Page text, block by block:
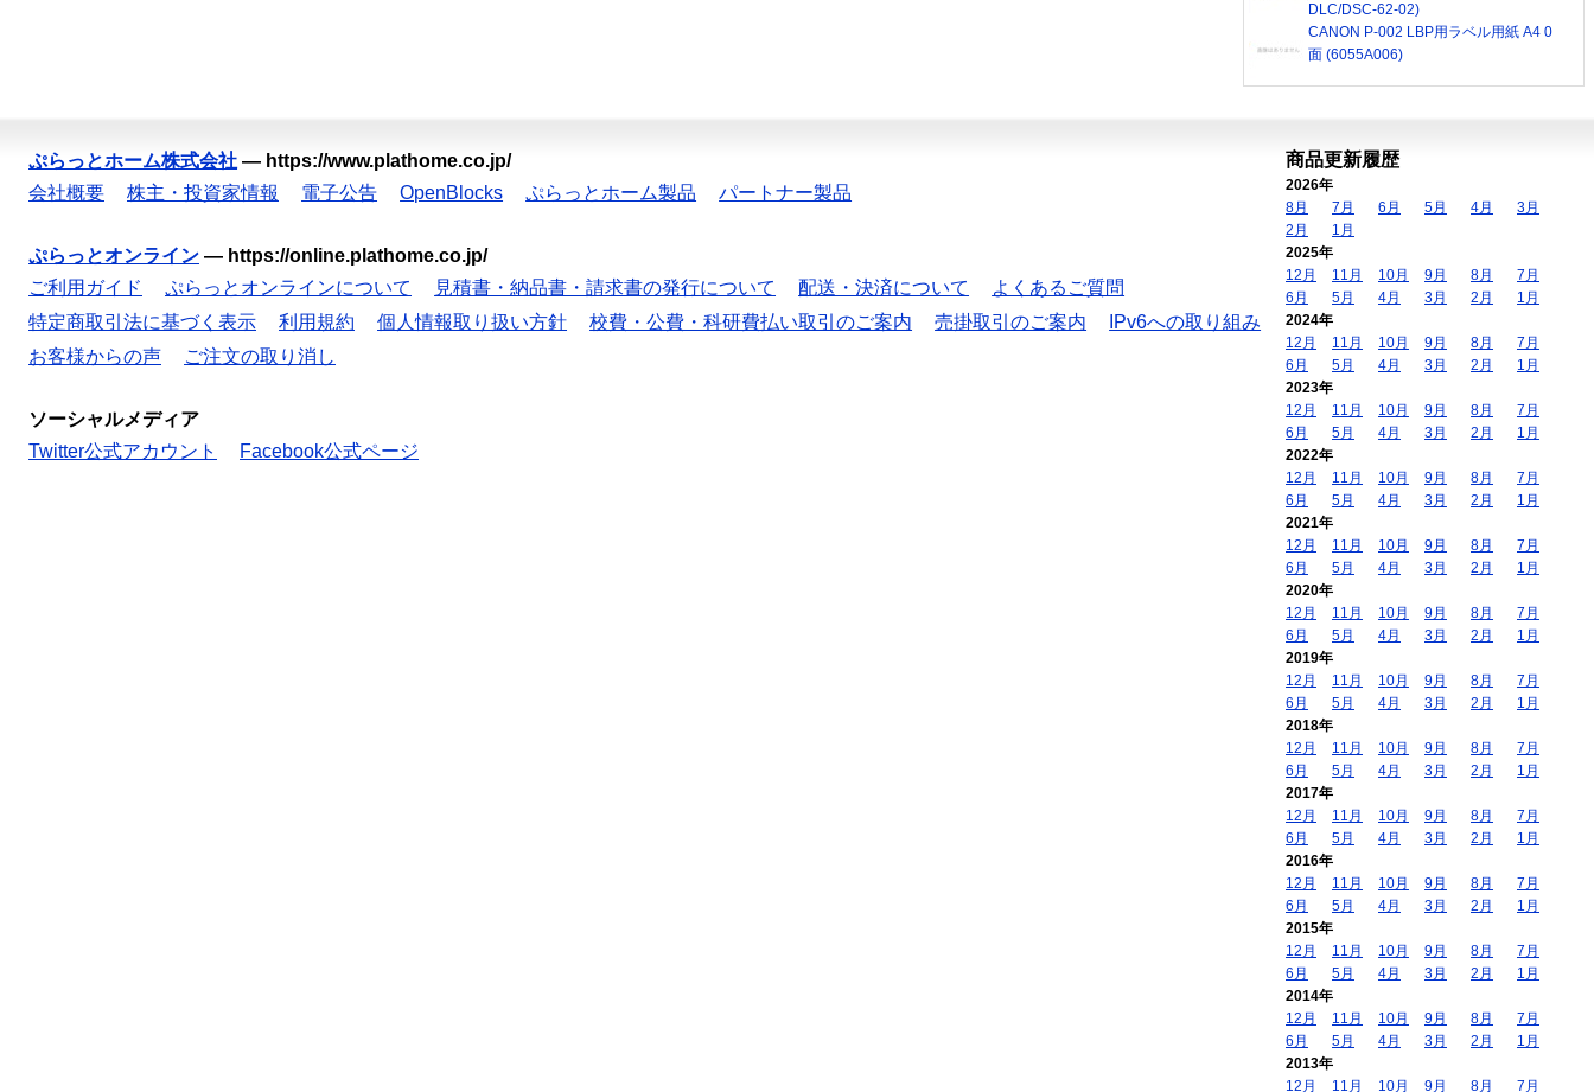
DLC/DSC-62-02)
CANON P-002 LBP用ラベル用紙 A4 0
面 (6055A006)
ぷらっとホーム株式会社 — https://www.plathome.co.jp/
会社概要
株主・投資家情報 電子公告 OpenBlocks ぷらっとホーム製品 パートナー製品
ぷらっとオンライン — https://online.plathome.co.jp/
ご利用ガイド
ぷらっとオンラインについて 見積書・納品書・請求書の発行について 配送・決済について
よくあるご質問
特定商取引法に基づく表示
利用規約 個人情報取り扱い方針 校費・公費・科研費払い取引のご案内 売掛取引のご案内
IPv6への取り組み
お客様からの声
ご注文の取り消し
ソーシャルメディア
Twitter公式アカウント
Facebook公式ページ
商品更新履歴
2026年
8月
7月 6月 5月 4月
3月
2月
1月
2025年
12月
11月 10月 9月 8月
7月
6月
5月 4月 3月 2月
1月
2024年
12月
11月 10月 9月 8月
7月
6月
5月 4月 3月 2月
1月
2023年
12月
11月 10月 9月 8月
7月
6月
5月 4月 3月 2月
1月
2022年
12月
11月 10月 9月 8月
7月
6月
5月 4月 3月 2月
1月
2021年
12月
11月 10月 9月 8月
7月
6月
5月 4月 3月 2月
1月
2020年
12月
11月 10月 9月 8月
7月
6月
5月 4月 3月 2月
1月
2019年
12月
11月 10月 9月 8月
7月
6月
5月 4月 3月 2月
1月
2018年
12月
11月 10月 9月 8月
7月
6月
5月 4月 3月 2月
1月
2017年
12月
11月 10月 9月 8月
7月
6月
5月 4月 3月 2月
1月
2016年
12月
11月 10月 9月 8月
7月
6月
5月 4月 3月 2月
1月
2015年
12月
11月 10月 9月 8月
7月
6月
5月 4月 3月 2月
1月
2014年
12月
11月 10月 9月 8月
7月
6月
5月 4月 3月 2月
1月
2013年
12月
11月 10月 9月 8月 7月